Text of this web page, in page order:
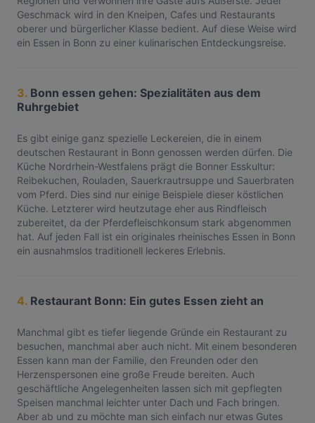
Geschmack wird in den Kneipen, Cafes und Restaurants
oberer und bürgerlicher Klasse bedient. Auf diese Weise wird
ein Essen in Bonn zu einer kulinarischen Entdeckungsreise.
3. Bonn essen gehen: Spezialitäten aus dem
Ruhrgebiet
Es gibt einige ganz spezielle Leckereien, die in einem
deutschen Restaurant in Bonn genossen werden dürfen. Die
Küche Nordrhein-Westfalens prägt die Bonner Esskultur:
Reibekuchen, Rouladen, Sauerkrautrsuppe und Sauerbraten
vom Pferd. Dies sind nur einige Beispiele dieser köstlichen
Küche. Letzterer wird heutzutage eher aus Rindfleisch
zubereitet, da der Pferdefleischkonsum stark abgenommen
hat. Auf jeden Fall ist ein originales rheinisches Essen in Bonn
ein ausnahmslos traditionell leckeres Erlebnis.
4. Restaurant Bonn: Ein gutes Essen zieht an
Manchmal gibt es tiefer liegende Gründe ein Restaurant zu
besuchen, manchmal aber auch nicht. Mit einem besonderen
Essen kann man der Familie, den Freunden oder den
Herzenspersonen eine große Freude bereiten. Auch
geschäftliche Angelegenheiten lassen sich mit gepflegten
Speisen manchmal leichter unter Dach und Fach bringen.
Aber ab und zu möchte man sich einfach nur etwas Gutes